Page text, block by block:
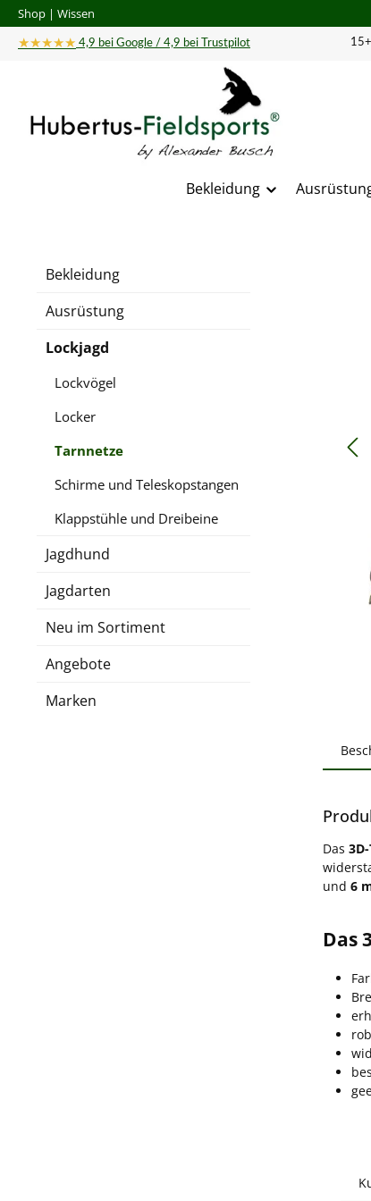
Hauptinhalt springen
Zur Suche springen
Zur Hauptnavigation springen
Shop | Wissen
★★★★★ 4,9 bei Google / 4,9 bei Trustpilot
Bekleidung
Bekleidung
Ausrüstung
Lockjagd
Lockvögel
Locker
Tarnnetze
Schirme und Teleskopstangen
Klappstühle und Dreibeine
Jagdhund
Jagdarten
Neu im Sortiment
Angebote
Marken
Das
und 6
Das